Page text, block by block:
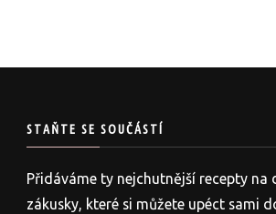
STAŇTE SE SOUČÁSTÍ
Přidáváme ty nejchutnější recepty na
zákusky, které si můžete upéct sami